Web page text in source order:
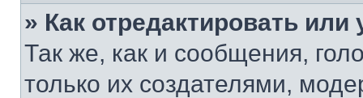
» Как отредактировать
Так же, как и сообщения,
только их создателями,